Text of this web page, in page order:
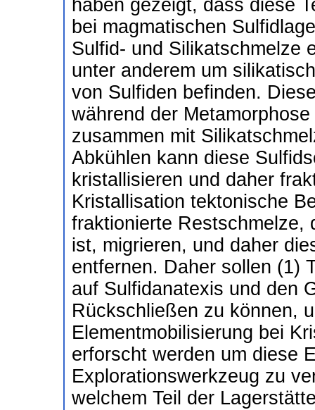
haben gezeigt, dass diese
bei magmatischen
Sulfid- und Silikatschmelze
unter anderem um
von Sulfiden befinden.
während der
zusammen mit
Abkühlen kann diese
kristallisieren und daher
Kristallisation tektonische
fraktionierte Restschmelze,
ist, migrieren, und daher
entfernen. Daher sollen (1)
auf Sulfidanatexis und den
Rückschließen zu können,
Elementmobilisierung bei
erforscht werden um diese
Explorationswerkzeug zu
welchem Teil der